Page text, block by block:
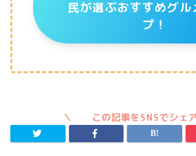
民が選ぶおすすめグル
プ！